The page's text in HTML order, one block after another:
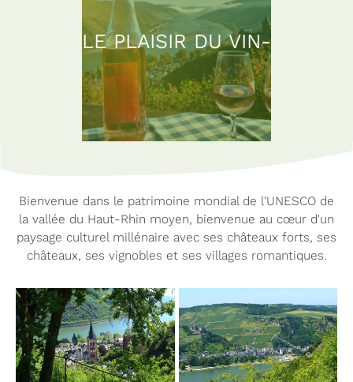
LE PLAISIR DU VIN-
Bienvenue dans le patrimoine mondial de l'UNESCO de
la vallée du Haut-Rhin moyen, bienvenue au cœur d'un
paysage culturel millénaire avec ses châteaux forts, ses
châteaux, ses vignobles et ses villages romantiques.